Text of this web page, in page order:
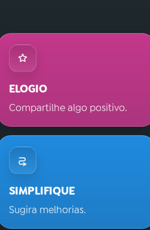
ELOGIO
Compartilhe algo positivo.
SIMPLIFIQUE
Sugira melhorias.